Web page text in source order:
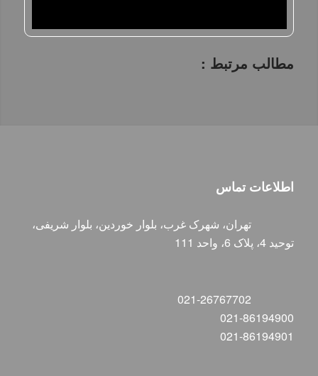
مطالب مرتبط :
اطلاعات تماس
تهران، شهرک غرب، بلوار خوردین، بلوار شریفی،
توحید 4، پلاک 6، واحد 111
021-26767702
021-86194900
021-86194901